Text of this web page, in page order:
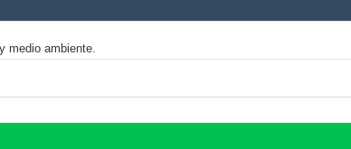
medio ambiente.